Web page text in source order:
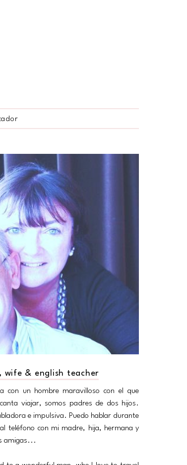
wife & english teacher
con un hombre maravilloso con el que
viajar, somos padres de dos hijos.
e impulsiva. Puedo hablar durante
teléfono con mi madre, hija, hermana y
amigas...